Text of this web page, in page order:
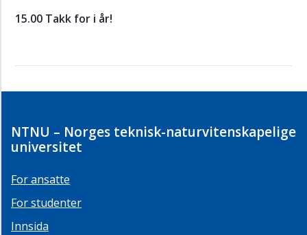
15.00 Takk for i år!
NTNU – Norges teknisk-naturvitenskapelige
universitet
For ansatte
For studenter
Innsida